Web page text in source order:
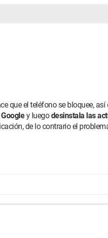
que el teléfono se bloquee, así
y luegodesinstala las
de lo contrario el